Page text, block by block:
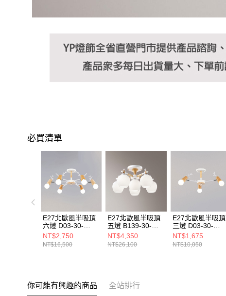
必買清單
E27北歐風半吸頂
六燈 D03-30-
21692B
NT$2,750
NT$16,500
E27北歐風半吸頂
五燈 B139-30-
21242A 21242B
NT$4,350
NT$26,100
E27北歐風半吸頂
三燈 D03-30-
21693B
NT$1,675
NT$10,050
你可能有興趣的商品 全站排行